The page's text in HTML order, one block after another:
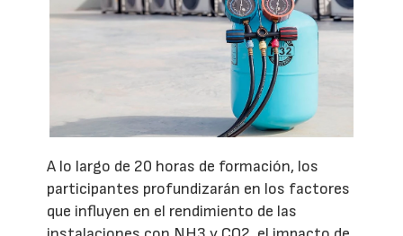
A lo largo de 20 horas de formación, los
participantes profundizarán en los factores
que influyen en el rendimiento de las